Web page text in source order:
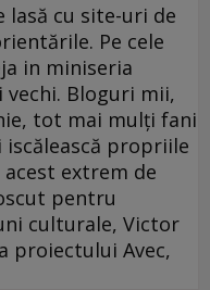
lasă cu site-uri de
Pe cele
in miniseria
Bloguri mii,
tot mai mulţi fani
propriile
extrem de
pentru
culturale, Victor
proiectului Avec,